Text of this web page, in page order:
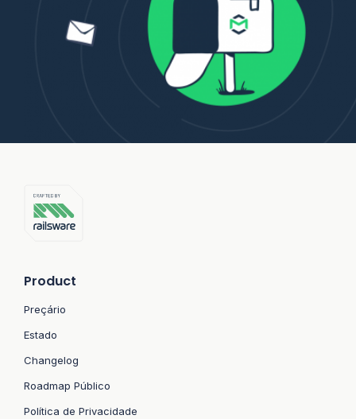
Product
Preçário
Estado
Changelog
Roadmap Público
Política de Privacidade